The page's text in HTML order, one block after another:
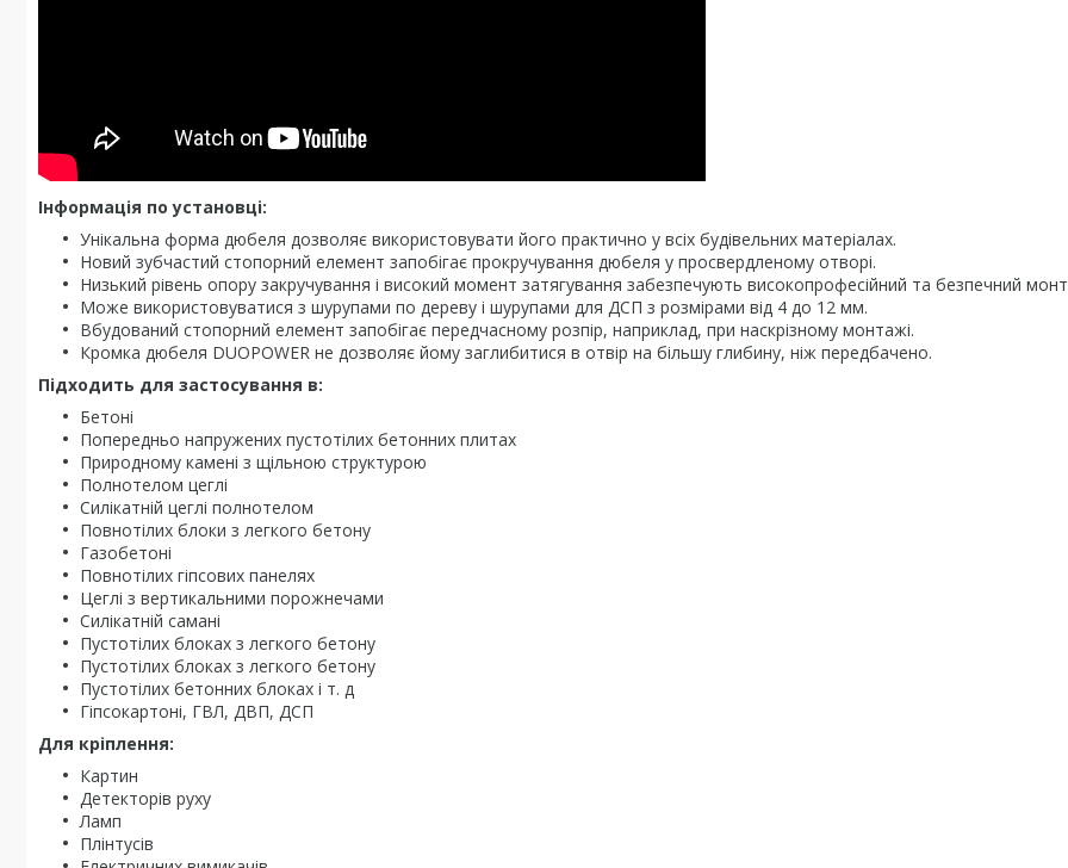
Інформація по установці:
Унікальна форма дюбеля дозволяє використовувати його практично у всіх будівельних матеріалах.
Новий зубчастий стопорний елемент запобігає прокручування дюбеля у просвердленому отворі.
Низький рівень опору закручування і високий момент затягування забезпечують високопрофесійний та безпечний
Може використовуватися з шурупами по дереву і шурупами для ДСП з розмірами від 4 до 12 мм.
Вбудований стопорний елемент запобігає передчасному розпір, наприклад, при наскрізному монтажі.
Кромка дюбеля DUOPOWER не дозволяє йому заглибитися в отвір на більшу глибину, ніж передбачено.
Підходить для застосування в:
Бетоні
Попередньо напружених пустотілих бетонних плитах
Природному камені з щільною структурою
Полнотелом цеглі
Силікатній цеглі полнотелом
Повнотілих блоки з легкого бетону
Газобетоні
Повнотілих гіпсових панелях
Цеглі з вертикальними порожнечами
Силікатній самані
Пустотілих блоках з легкого бетону
Пустотілих блоках з легкого бетону
Пустотілих бетонних блоках і т. д
Гіпсокартоні, ГВЛ, ДВП, ДСП
Для кріплення:
Картин
Детекторів руху
Ламп
Плінтусів